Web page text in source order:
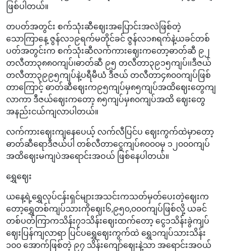
ဖြစ်ပါတယ်။
တပတ်အတွင်း စက်သုံးဆီဈေးအပြောင်းအလဲဖြစ်တဲ့
သောကြာနေ့ ဇွန်လ၁၉ရက်မတိုင်ခင် ဇွန်လ၁၈ရက်နဲ့ယခင်တစ်
ပတ်အတွင်းက စက်သုံးဆီလက်ကားဈေးကတော့ဓာတ်ဆီ ၉၂
တလီတာ၃၈၈၀ကျပ်၊ဓာတ်ဆီ ၉၅ တလီတာ၃၉၁၅ကျပ်၊၊ဒီဇယ်
တလီတာ၃၉၉၅ကျပ်နဲ့ပရီမီယံ ဒီဇယ် တလီတာ၄၈၀‌၀ကျပ်ဖြစ်
တာကြောင့် ဓာတ်ဆီဈေးက‌၉၅ကျပ်မှ၈၅ကျပ်အထိဈေး‌တွေကျ
လာကာ ဒီဇယ်ဈေးကတော့ ၈၅ကျပ်မှ၈၀ကျပ်အထိ ဈေးတွေ
အနည်းငယ်ကျလာပါတယ်။
လက်ကားဈေးကျနေပေယ့် လက်လီပြင်ပ ဈေးကွက်ထဲမှာတော့
ဓာတ်ဆီရောဒီဇယ်ပါ တစ်လီတာငွေကျပ်၈၀၀၀မှ ၁၂၀၀၀ကျပ်
အထိဈေးမကျပဲအရောင်းအဝယ် ဖြစ်နေပါတယ်။
ရွှေဈေး
ယနေ့ရဲ့ရွှေလုပ်ငန်းရှင်များအသင်းကသတ်မှတ်ပေးတဲ့ဈေးက‌
တော့ရွှေတစ်ကျပ်သားကိုဈေး၆,၉၅၀,၀၀၀ကျပ်ဖြစ်လို့ ယခင်
တစ်ပတ်ကြာကသိန်း၇၁သိန်းဈေးထက်တော့ ငွေ၁သိန်းခွဲကျပ်
ဈေးပြန်ကျလာရာ ပြင်ပရွှေဈေးကွက်ထဲ ရွှေ၁ကျပ်သားသိန်း
၁၀၀ အောက်ဖြစ်တဲ့ ၉၇ သိန်းကျော်ဈေးနဲ့သာ အရောင်းအဝယ်